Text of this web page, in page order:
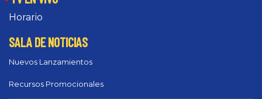
Horario
SALA DE NOTICIAS
Nuevos Lanzamientos
Recursos Promocionales